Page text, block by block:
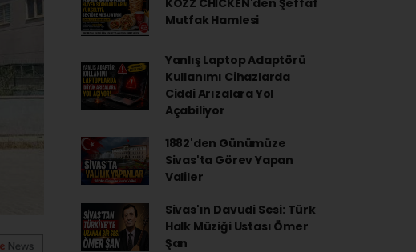
KÖZZ CHİCKEN'den Şeffaf
Mutfak Hamlesi
Yanlış Laptop Adaptörü
Kullanımı Cihazlarda
Ciddi Arızalara Yol
Açabiliyor
1882'den Günümüze
Sivas'ta Görev Yapan
Valiler
Sivas'ın Davudi Sesi: Türk
Halk Müziği Ustası Ömer
Şan